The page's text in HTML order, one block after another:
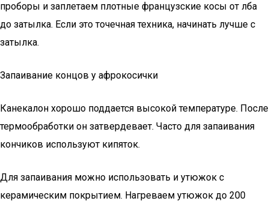
проборы и заплетаем плотные французские косы от лба
до затылка. Если это точечная техника, начинать лучше с
затылка.
Запаивание концов у афрокосички
Канекалон хорошо поддается высокой температуре. После
термообработки он затвердевает. Часто для запаивания
кончиков используют кипяток.
Для запаивания можно использовать и утюжок с
керамическим покрытием. Нагреваем утюжок до 200